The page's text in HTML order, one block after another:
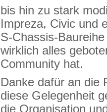
bis hin zu stark
Impreza, Civic und
S-Chassis-
wirklich alles
Community hat.
Danke dafür an die
diese Gelegenheit
die Organisation